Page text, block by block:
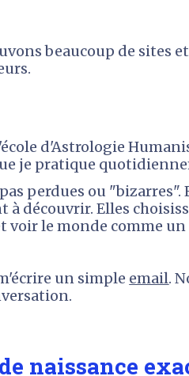
beaucoup de sites
d'Astrologie
je pratique
perdues ou "bizarres".
à découvrir. Elles
voir le monde comme
un simple email.
naissance